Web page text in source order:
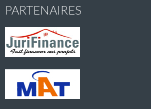
PARTENAIRES